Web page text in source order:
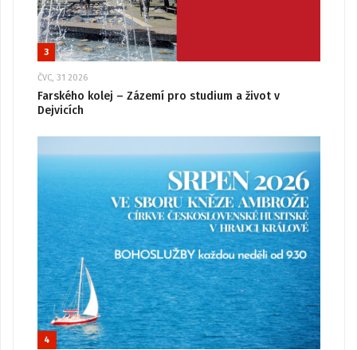
3
ČVC, 31 2026
Farského kolej – Zázemí pro studium a život v
Dejvicích
4